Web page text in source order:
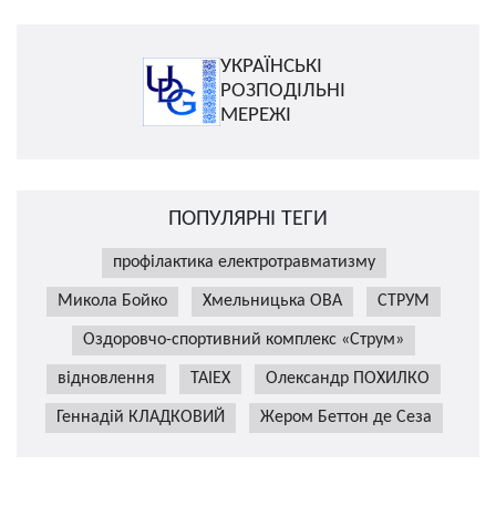
УКРАЇНСЬКІ
РОЗПОДІЛЬНІ
МЕРЕЖІ
ПОПУЛЯРНІ ТЕГИ
профілактика електротравматизму
Микола Бойко Хмельницька ОВА СТРУМ
Оздоровчо-спортивний комплекс «Струм»
відновлення TAIEX Олександр ПОХИЛКО
Геннадій КЛАДКОВИЙ Жером Беттон де Сеза